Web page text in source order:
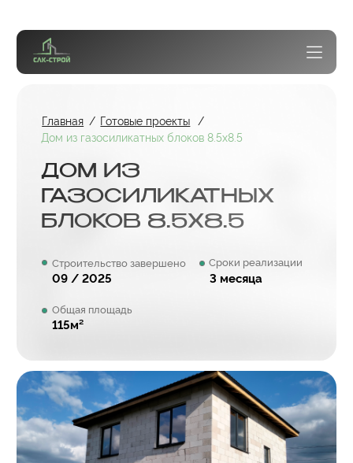
ДОМ ИЗ
ГАЗОСИЛИКАТНЫХ
Строительство завершено
Общая площадь
Сроки реализации
09 / 2025
115м²
3 месяца
ФУНДАМЕНТ СТЕНЫ
монолитная плита газосиликатный блок